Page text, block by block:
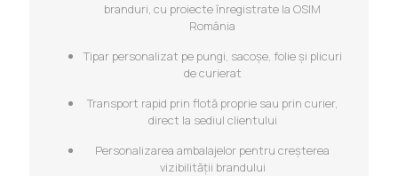
branduri, cu proiecte înregistrate la OSIM
România
Tipar personalizat pe pungi, sacoșe, folie și plicuri
de curierat
Transport rapid prin flotă proprie sau prin curier,
direct la sediul clientului
Personalizarea ambalajelor pentru creșterea
vizibilității brandului